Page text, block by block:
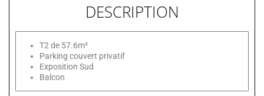
DESCRIPTION
T2 de 57.6m²
Parking couvert privatif
Exposition Sud
Balcon